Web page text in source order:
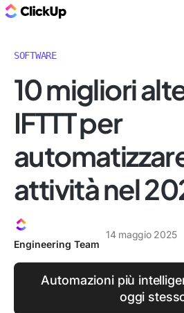
SOFTWARE
10 migliori
IFTTT per
attività nel
Engineering Team
14 maggio 2025
Automazioni più
oggi